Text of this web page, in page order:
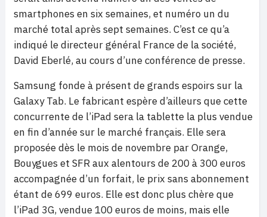
smartphones en six semaines, et numéro un du
marché total après sept semaines. C’est ce qu’a
indiqué le directeur général France de la société,
David Eberlé, au cours d’une conférence de presse.
Samsung fonde à présent de grands espoirs sur la
Galaxy Tab. Le fabricant espère d’ailleurs que cette
concurrente de l’iPad sera la tablette la plus vendue
en fin d’année sur le marché français. Elle sera
proposée dès le mois de novembre par Orange,
Bouygues et SFR aux alentours de 200 à 300 euros
accompagnée d’un forfait, le prix sans abonnement
étant de 699 euros. Elle est donc plus chère que
l’iPad 3G, vendue 100 euros de moins, mais elle